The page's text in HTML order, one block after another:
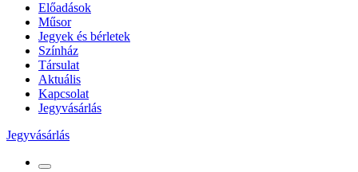
Előadások
Műsor
Jegyek és bérletek
Színház
Társulat
Aktuális
Kapcsolat
Jegyvásárlás
Jegyvásárlás